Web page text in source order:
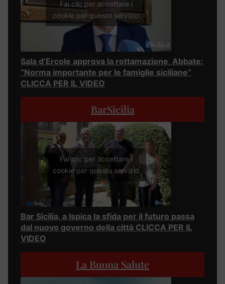
Fai clic per accettare i
cookie per questo servizio
Sala d’Ercole approva la rottamazione, Abbate:
“Norma importante per le famiglie siciliane”
CLICCA PER IL VIDEO
BarSicilia
Fai clic per accettare i
cookie per questo servizio
Bar Sicilia, a Ispica la sfida per il futuro passa
dal nuovo governo della città CLICCA PER IL
VIDEO
La Buona Salute